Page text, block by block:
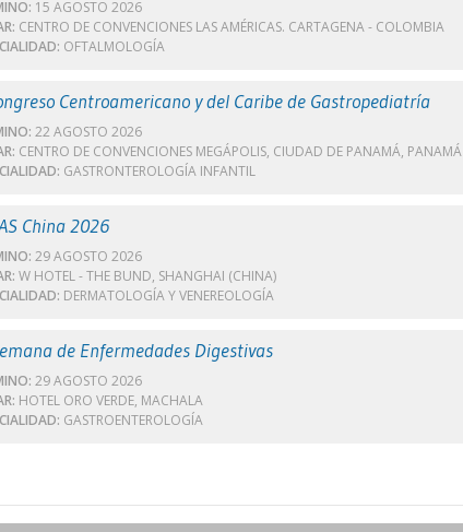
15 AGOSTO 2026
CENTRO DE CONVENCIONES LAS AMÉRICAS. CARTAGENA - COLOMBIA
OFTALMOLOGÍA
Centroamericano y del Caribe de Gastropediatría
22 AGOSTO 2026
CENTRO DE CONVENCIONES MEGÁPOLIS, CIUDAD DE PANAMÁ, PANAMÁ
GASTRONTEROLOGÍA INFANTIL
China 2026
29 AGOSTO 2026
W HOTEL - THE BUND, SHANGHAI (CHINA)
DERMATOLOGÍA Y VENEREOLOGÍA
de Enfermedades Digestivas
29 AGOSTO 2026
HOTEL ORO VERDE, MACHALA
GASTROENTEROLOGÍA